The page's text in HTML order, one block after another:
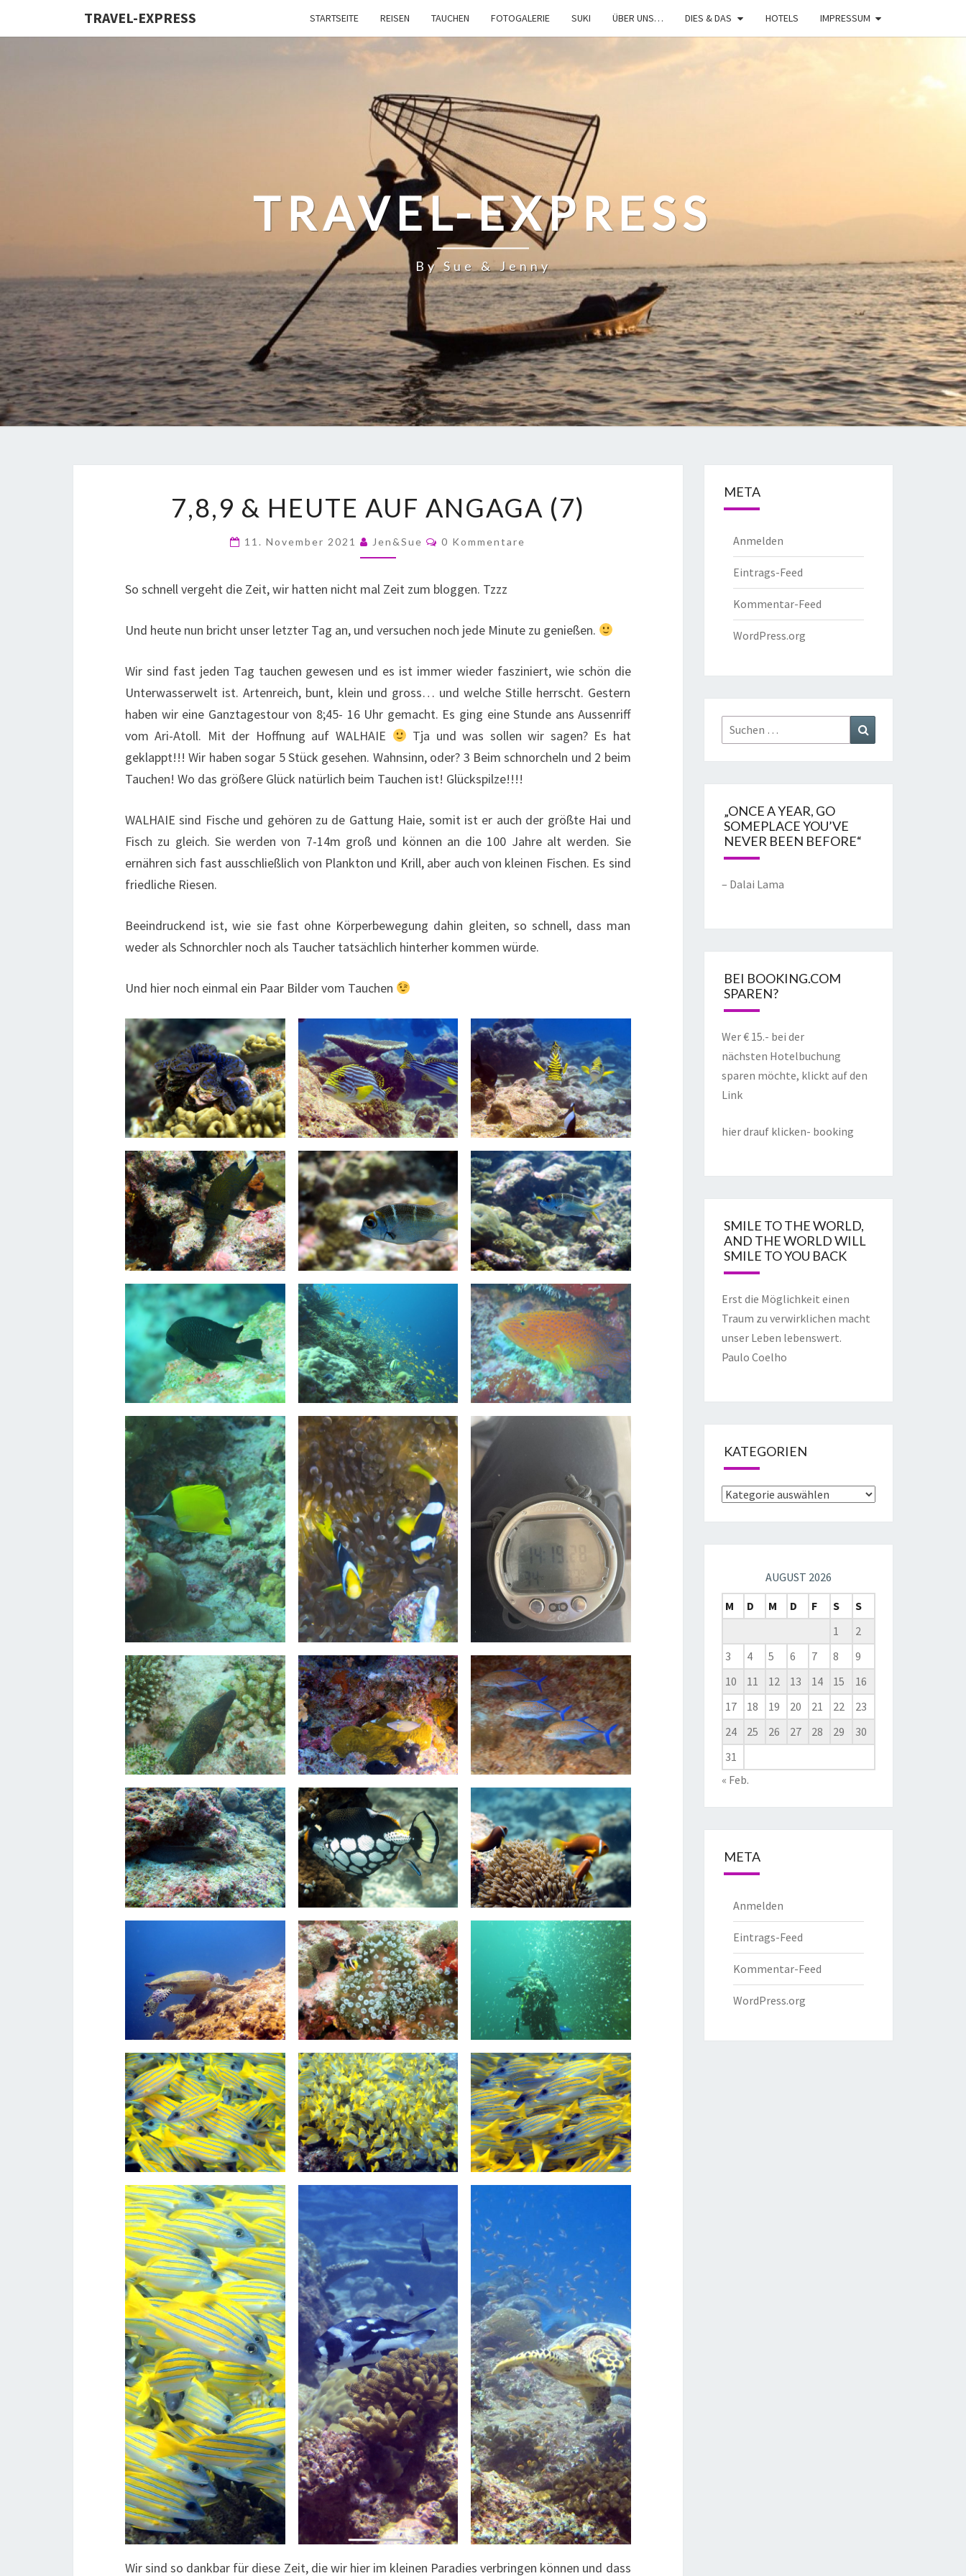
TRAVEL-EXPRESS STARTSEITE REISEN TAUCHEN FOTOGALERIE SUKI ÜBER UNS… DIES & DAS HOTELS IMPRESSUM
TRAVEL-EXPRESS
By Sue & Jenny
7,8,9 & HEUTE AUF ANGAGA (7)
11. November 2021 Jen&Sue 0 Kommentare
So schnell vergeht die Zeit, wir hatten nicht mal Zeit zum bloggen. Tzzz
Und heute nun bricht unser letzter Tag an, und versuchen noch jede Minute zu genießen.
Wir sind fast jeden Tag tauchen gewesen und es ist immer wieder fasziniert, wie schön die
Unterwasserwelt ist. Artenreich, bunt, klein und gross… und welche Stille herrscht. Gestern
haben wir eine Ganztagestour von 8;45- 16 Uhr gemacht. Es ging eine Stunde ans Aussenriff
vom Ari-Atoll. Mit der Hoffnung auf WALHAIE
Tja und was sollen wir sagen? Es hat
geklappt!!! Wir haben sogar 5 Stück gesehen. Wahnsinn, oder? 3 Beim schnorcheln und 2 beim
Tauchen! Wo das größere Glück natürlich beim Tauchen ist! Glückspilze!!!!
WALHAIE sind Fische und gehören zu de Gattung Haie, somit ist er auch der größte Hai und
Fisch zu gleich. Sie werden von 7-14m groß und können an die 100 Jahre alt werden. Sie
ernähren sich fast ausschließlich von Plankton und Krill, aber auch von kleinen Fischen. Es sind
friedliche Riesen.
Beeindruckend ist, wie sie fast ohne Körperbewegung dahin gleiten, so schnell, dass man
weder als Schnorchler noch als Taucher tatsächlich hinterher kommen würde.
Und hier noch einmal ein Paar Bilder vom Tauchen
Wir sind so dankbar für diese Zeit, die wir hier im kleinen Paradies verbringen können und dass
META
Anmelden
Eintrags-Feed
Kommentar-Feed
WordPress.org
„ONCE A YEAR, GO
SOMEPLACE YOU’VE
NEVER BEEN BEFORE“
– Dalai Lama
BEI BOOKING.COM
SPAREN?
Wer € 15.- bei der
nächsten Hotelbuchung
sparen möchte, klickt auf den
Link
hier drauf klicken- booking
SMILE TO THE WORLD,
AND THE WORLD WILL
SMILE TO YOU BACK
Erst die Möglichkeit einen
Traum zu verwirklichen macht
unser Leben lebenswert.
Paulo Coelho
KATEGORIEN
AUGUST 2026
M
D M D F S
S
1
2
3
4 5 6 7 8
9
10
11 12 13 14 15
16
17
18 19 20 21 22
23
24
25 26 27 28 29
30
31
« Feb.
META
Anmelden
Eintrags-Feed
Kommentar-Feed
WordPress.org